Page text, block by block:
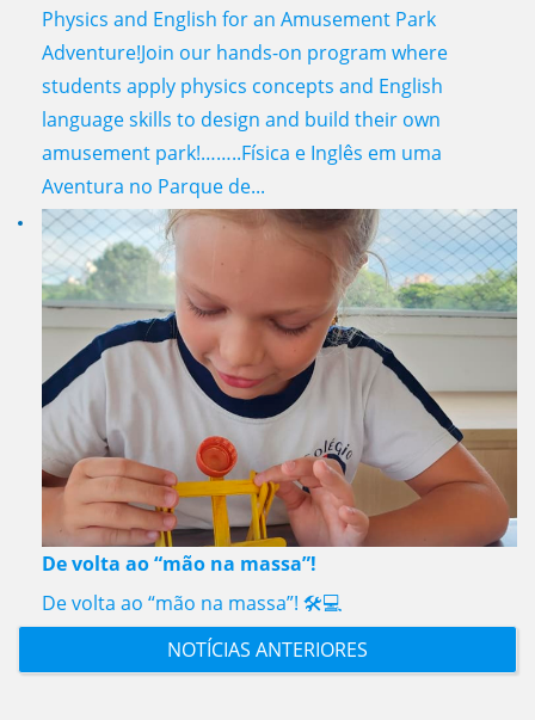
Physics and English for an Amusement Park
Adventure!Join our hands-on program where
students apply physics concepts and English
language skills to design and build their own
amusement park!……..Física e Inglês em uma
Aventura no Parque de...
De volta ao “mão na massa”!
De volta ao “mão na massa”! 🛠️💻
NOTÍCIAS ANTERIORES